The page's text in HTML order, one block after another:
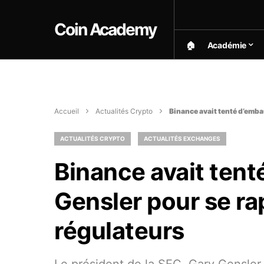
Coin Academy
🏠︎ Académie
Accueil Actualités Crypto Binance avait tenté
ACTUALITÉS CRYPTO ACTUALITÉS EXCHANGES
Binance avait
Gensler pour se
régulateurs